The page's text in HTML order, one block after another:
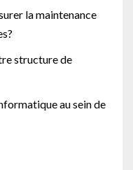
la maintenance
structure de
au sein de